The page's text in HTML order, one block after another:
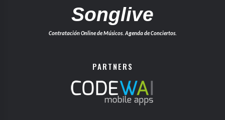
Songlive
Contratación Online de Músicos. Agenda de Conciertos.
PARTNERS